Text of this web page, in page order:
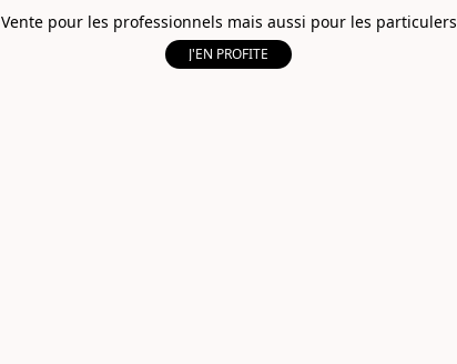
Vente pour les professionnels mais aussi pour les particulers
J'EN PROFITE